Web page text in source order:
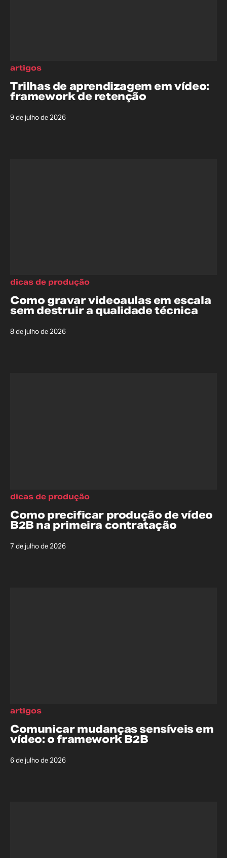
Trilhas de aprendizagem em vídeo:
framework de retenção
9 de julho de 2026
artigos
Como gravar videoaulas em escala
sem destruir a qualidade técnica
8 de julho de 2026
dicas de produção
Como precificar produção de vídeo
B2B na primeira contratação
7 de julho de 2026
dicas de produção
Comunicar mudanças sensíveis em
vídeo: o framework B2B
6 de julho de 2026
artigos